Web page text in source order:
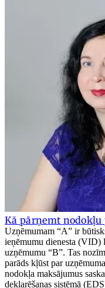
Kā pārņemt nodokļu
Uzņēmumam “A” ir
ieņēmumu dienesta (VID)
uzņēmumu “B”. Tas
parāds kļūst par
nodokļa maksājumus
deklarēšanas sistēmā